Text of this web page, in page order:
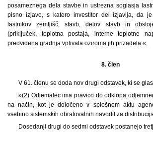
posameznega dela stavbe in ustrezna soglasja
pisno izjavo, s katero investitor del izjavlja, da
lastnikov zemljišč, stavb, delov stavb in
(priključek, toplotna postaja, interne toplotne
predvidena gradnja vplivala oziroma jih prizadela.«.
8. člen
V 61. členu se doda nov drugi odstavek, ki se
»(2) Odjemalec ima pravico do odklopa
na način, kot je določeno v splošnem aktu
vsebino sistemskih obratovalnih navodil za
Dosedanji drugi do sedmi odstavek postanejo